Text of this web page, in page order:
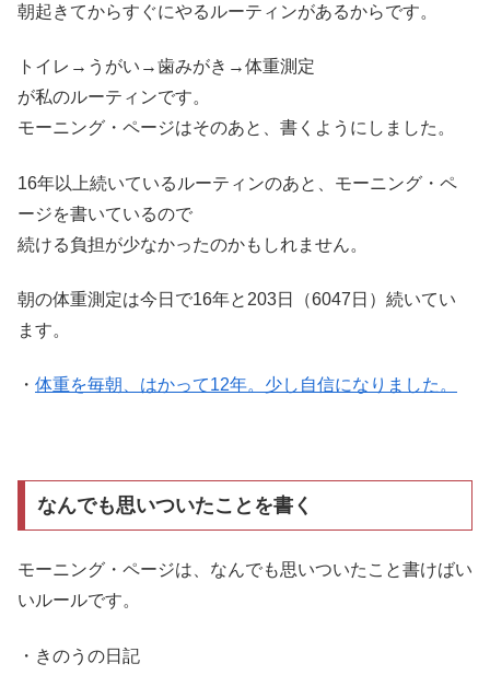
朝起きてからすぐにやるルーティンがあるからです。
トイレ→うがい→歯みがき→体重測定
が私のルーティンです。
モーニング・ページはそのあと、書くようにしました。
16年以上続いているルーティンのあと、モーニング・ペ
ージを書いているので
続ける負担が少なかったのかもしれません。
朝の体重測定は今日で16年と203日（6047日）続いてい
ます。
・ 体重を毎朝、はかって12年。少し自信になりました。
なんでも思いついたことを書く
モーニング・ページは、なんでも思いついたこと書けばい
いルールです。
・きのうの日記